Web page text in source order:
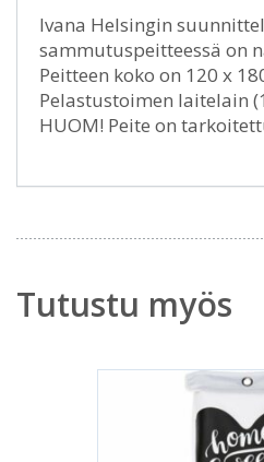
Ivana Helsingin
sammutuspeitteessä on
Peitteen koko on 120 x
Pelastustoimen laitelain
HUOM! Peite on
Tutustu myös